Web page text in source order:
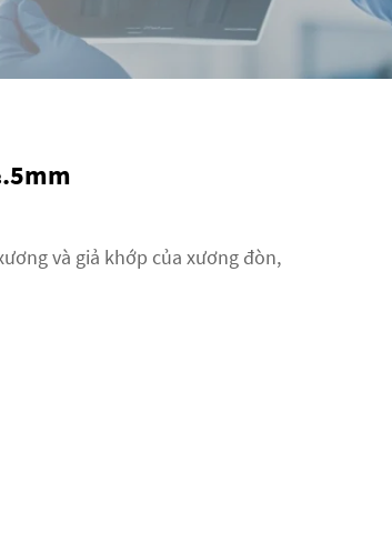
và giả khớp của xương đòn,